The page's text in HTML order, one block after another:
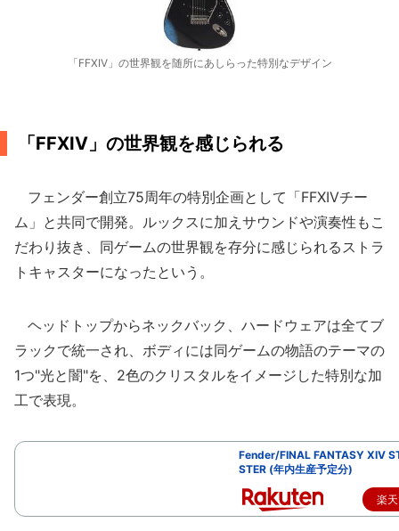
「FFXIV」の世界観を随所にあしらった特別なデザイン
「FFXIV」の世界観を感じられる
フェンダー創立75周年の特別企画として「FFXIVチー
ム」と共同で開発。ルックスに加えサウンドや演奏性もこ
だわり抜き、同ゲームの世界観を存分に感じられるストラ
トキャスターになったという。
ヘッドトップからネックバック、ハードウェアは全てブ
ラックで統一され、ボディには同ゲームの物語のテーマの
1つ"光と闇"を、2色のクリスタルをイメージした特別な加
工で表現。
Fender/FINAL FANTASY XIV
STER (年内生産予定分)
楽